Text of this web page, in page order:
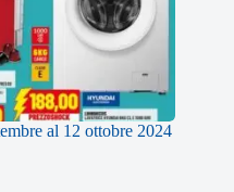
al 12 ottobre 2024